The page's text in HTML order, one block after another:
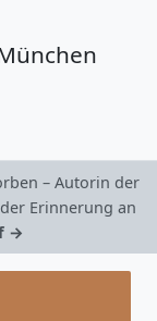
– Autorin der
Erinnerung an
→